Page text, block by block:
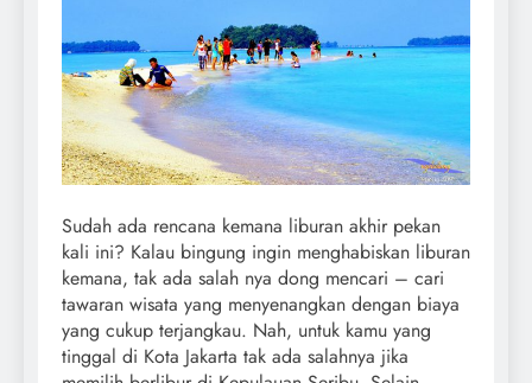
Sudah ada rencana kemana liburan akhir pekan
kali ini? Kalau bingung ingin menghabiskan liburan
kemana, tak ada salah nya dong mencari – cari
tawaran wisata yang menyenangkan dengan biaya
yang cukup terjangkau. Nah, untuk kamu yang
tinggal di Kota Jakarta tak ada salahnya jika